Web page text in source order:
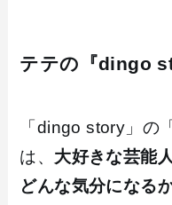
テテの『dingo
「dingo story」の
は、 大好きな芸能
どんな気分になる